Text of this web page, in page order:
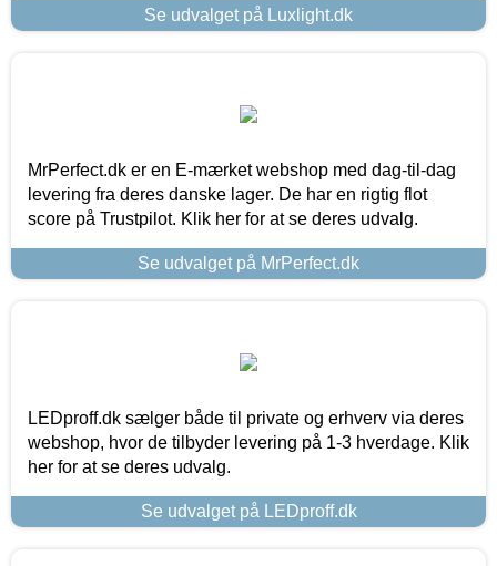
Se udvalget på Luxlight.dk
MrPerfect.dk er en E-mærket webshop med dag-til-dag
levering fra deres danske lager. De har en rigtig flot
score på Trustpilot. Klik her for at se deres udvalg.
Se udvalget på MrPerfect.dk
LEDproff.dk sælger både til private og erhverv via deres
webshop, hvor de tilbyder levering på 1-3 hverdage. Klik
her for at se deres udvalg.
Se udvalget på LEDproff.dk